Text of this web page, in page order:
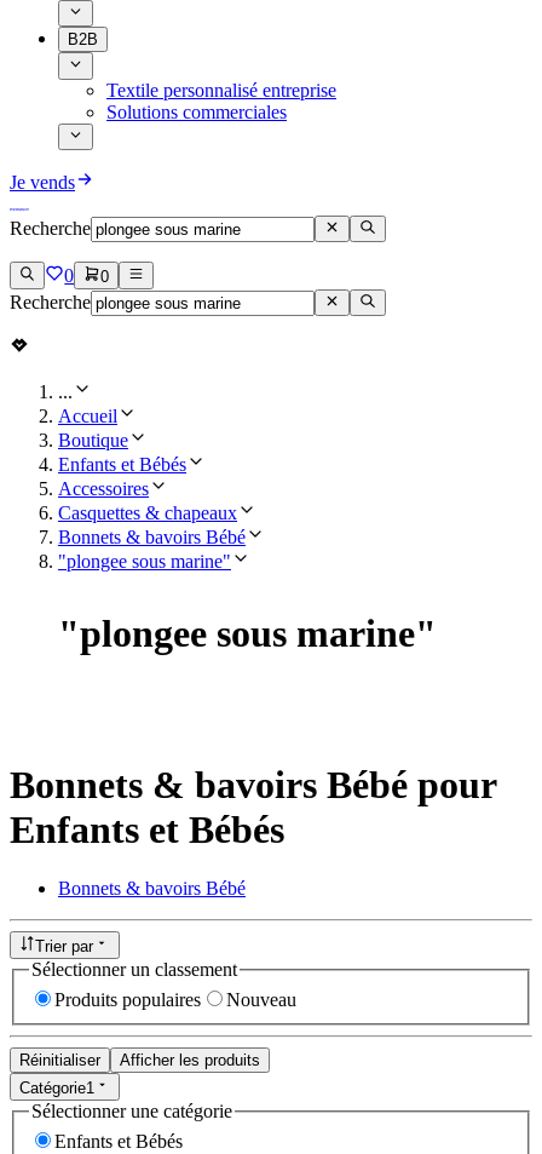
B2B
Textile personnalisé entreprise
Solutions commerciales
Je vends
Recherche
0 0
Recherche
...
Accueil
Boutique
Enfants et Bébés
Accessoires
Casquettes & chapeaux
Bonnets & bavoirs Bébé
"plongee sous marine"
"plongee sous marine"
Bonnets & bavoirs Bébé pour
Enfants et Bébés
Bonnets & bavoirs Bébé
Trier par
Sélectionner un classement
Produits populaires
Nouveau
Réinitialiser
Afficher les produits
Catégorie1
Sélectionner une catégorie
Enfants et Bébés